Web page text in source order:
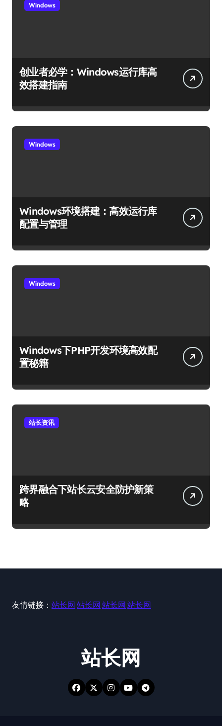
Windows
创业者必学：Windows运行库高
效搭建指南
Windows
Windows环境搭建：高效运行库
配置与管理
Windows
Windows下PHP开发环境高效配
置秘籍
站长资讯
跨界融合下站长云安全防护新策
略
友情链接： 站长网 站长网 站长网 站长网
站长网